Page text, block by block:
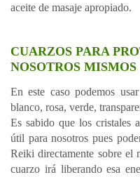
aceite de masaje apropiado.
CUARZOS PARA
NOSOTROS MISMOS
En este caso podemos
blanco, rosa, verde,
Es sabido que los cristales
útil para nosotros pues
Reiki directamente sobre el
cuarzo irá liberando esa